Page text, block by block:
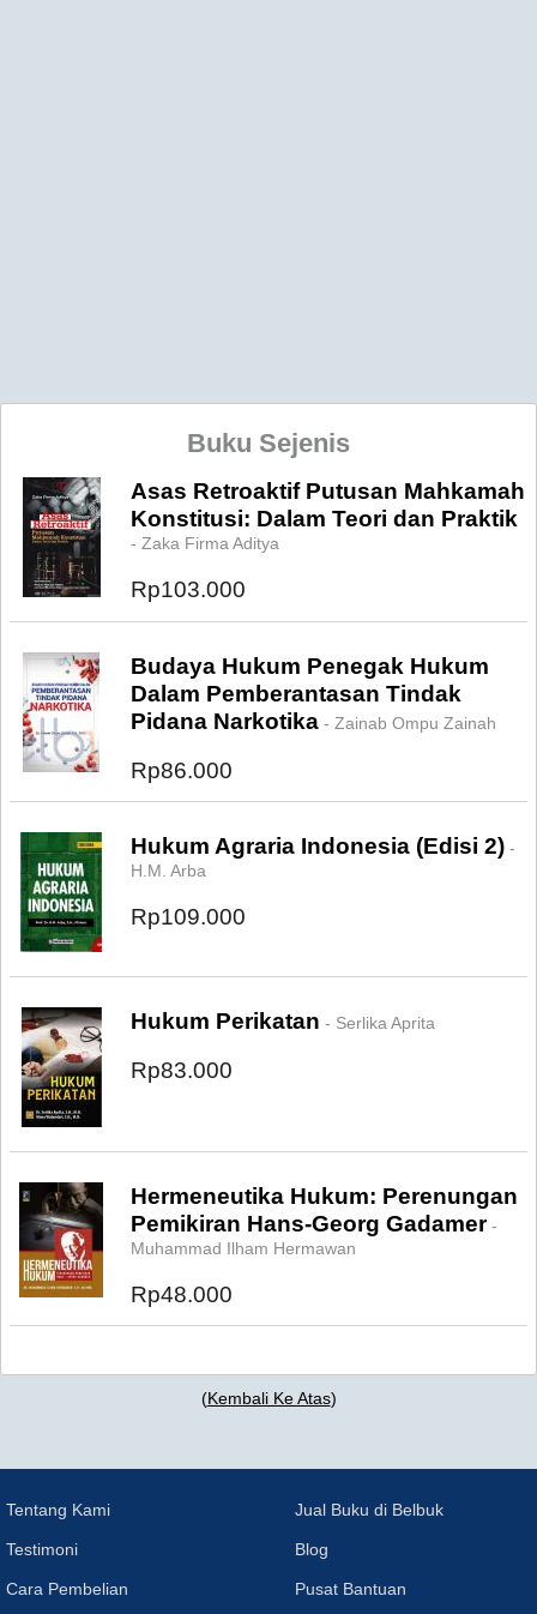
Buku Sejenis
Asas Retroaktif Putusan Mahkamah
Konstitusi: Dalam Teori dan Praktik
- Zaka Firma Aditya
Rp103.000
Budaya Hukum Penegak Hukum
Dalam Pemberantasan Tindak
Pidana Narkotika - Zainab Ompu Zainah
Rp86.000
Hukum Agraria Indonesia (Edisi 2) -
H.M. Arba
Rp109.000
Hukum Perikatan - Serlika Aprita
Rp83.000
Hermeneutika Hukum: Perenungan
Pemikiran Hans-Georg Gadamer-
Muhammad Ilham Hermawan
Rp48.000
(Kembali Ke Atas)
Tentang Kami
Testimoni
Cara Pembelian
Jual Buku di Belbuk
Blog
Pusat Bantuan